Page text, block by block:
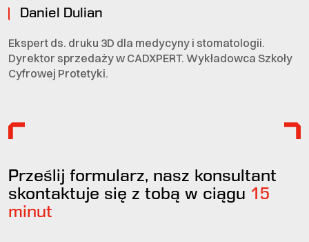
Daniel Dulian
Ekspert ds. druku 3D dla medycyny i stomatologii.
Dyrektor sprzedaży w CADXPERT. Wykładowca Szkoły
Cyfrowej Protetyki.
Prześlij formularz, nasz konsultant
skontaktuje się z tobą w ciągu 15
minut